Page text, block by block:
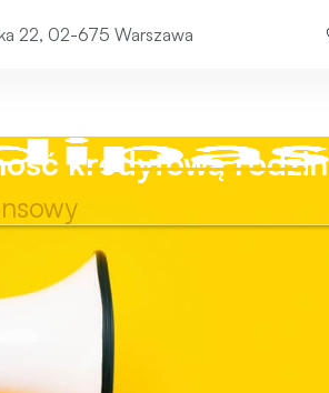
22, 02-675 Warszawa
kredytową rodzin